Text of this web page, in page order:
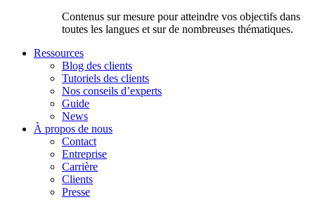
Contenus sur mesure pour atteindre vos objectifs dans
toutes les langues et sur de nombreuses thématiques.
Ressources
Blog des clients
Tutoriels des clients
Nos conseils d’experts
Guide
News
À propos de nous
Contact
Entreprise
Carrière
Clients
Presse